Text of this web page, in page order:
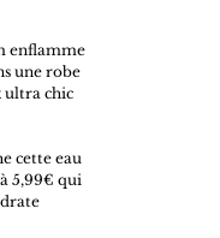
enflamme
une robe
ultra chic
cette eau
5,99€ qui